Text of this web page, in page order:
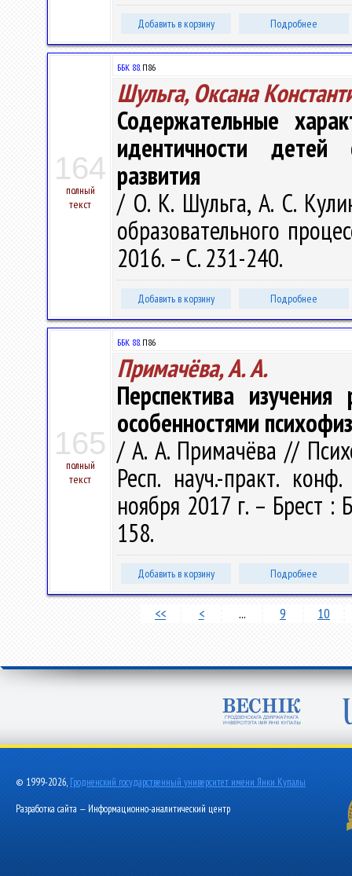
Добавить в корзину Подробнее
164
полный
текст
ББК 88.П86
Шульга, Оксана
Содержательные
идентичности детей
развития
/ О. К. Шульга, А. С.
образовательного
2016. – С. 231-240.
Добавить в корзину Подробнее
165
полный
текст
ББК 88.П86
Примачёва, А. А.
Перспектива
особенностями
/ А. А. Примачёва //
Респ. науч.-практ.
ноября 2017 г. – Брест
158.
Добавить в корзину Подробнее
<< < ... 9 10
© 1999-2026, Гродненский государственный университет имени Янки Купалы
Разработка сайта — Информационно-аналитический центр